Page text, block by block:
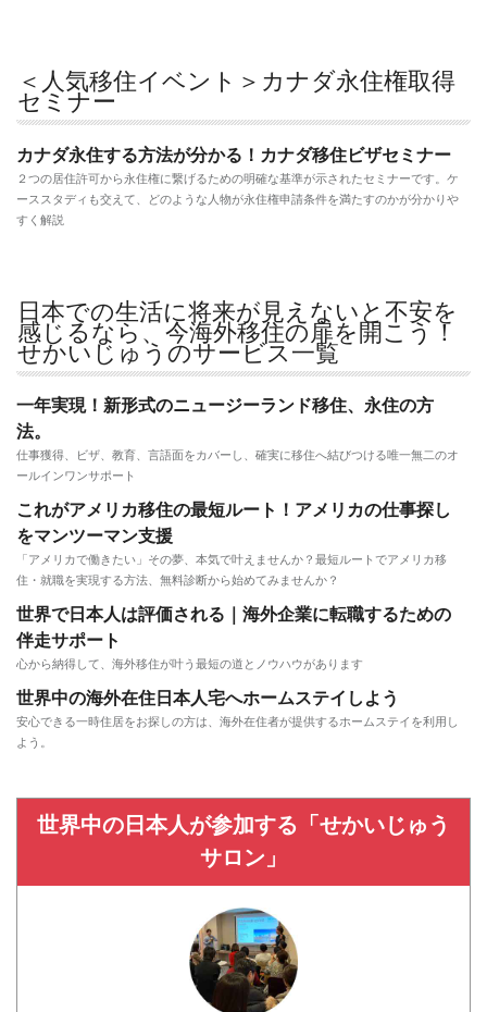
＜人気移住イベント＞カナダ永住権取得
セミナー
カナダ永住する方法が分かる！カナダ移住ビザセミナー
２つの居住許可から永住権に繋げるための明確な基準が示されたセミナーです。ケ
ーススタディも交えて、どのような人物が永住権申請条件を満たすのかが分かりや
すく解説
日本での生活に将来が見えないと不安を
感じるなら、今海外移住の扉を開こう！
せかいじゅうのサービス一覧
一年実現！新形式のニュージーランド移住、永住の方
法。
仕事獲得、ビザ、教育、言語面をカバーし、確実に移住へ結びつける唯一無二のオ
ールインワンサポート
これがアメリカ移住の最短ルート！アメリカの仕事探し
をマンツーマン支援
「アメリカで働きたい」その夢、本気で叶えませんか？最短ルートでアメリカ移
住・就職を実現する方法、無料診断から始めてみませんか？
世界で日本人は評価される｜海外企業に転職するための
伴走サポート
心から納得して、海外移住が叶う最短の道とノウハウがあります
世界中の海外在住日本人宅へホームステイしよう
安心できる一時住居をお探しの方は、海外在住者が提供するホームステイを利用し
よう。
世界中の日本人が参加する「せかいじゅう
サロン」